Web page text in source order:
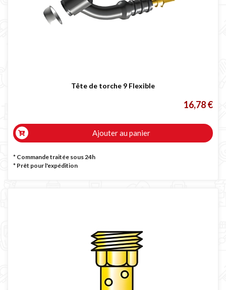
Tête de torche 9 Flexible
16,78 €
Ajouter au panier
* Commande traitée sous 24h
* Prêt pour l'expédition